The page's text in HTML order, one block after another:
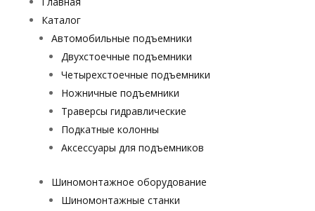
Каталог
Автомобильные подъемники
Двухстоечные подъемники
Четырехстоечные подъемники
Ножничные подъемники
Траверсы гидравлические
Подкатные колонны
Аксессуары для подъемников
Шиномонтажное оборудование
Шиномонтажные станки